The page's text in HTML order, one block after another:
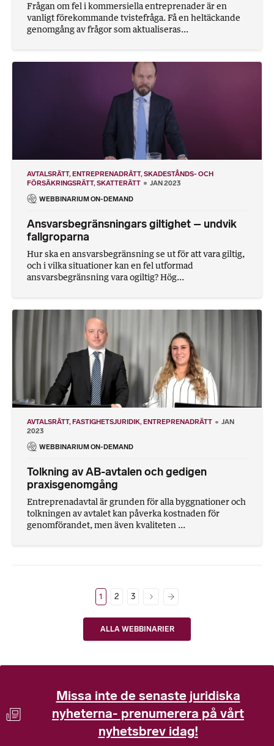
Frågan om fel i kommersiella entreprenader är en
vanligt förekommande tvistefråga. Få en heltäckande
genomgång av frågor som aktualiseras...
AVTALSRÄTT ENTREPRENADRÄTT SKADESTÅNDS- OCH
FÖRSÄKRINGSRÄTT SKATTERÄTT JAN 2023
WEBBINARIUM ON-DEMAND
Ansvarsbegränsningars giltighet – undvik
fallgroparna
Hur ska en ansvarsbegränsning se ut för att vara giltig,
och i vilka situationer kan en fel utformad
ansvarsbegränsning vara ogiltig? Hög...
AVTALSRÄTT FASTIGHETSJURIDIK ENTREPRENADRÄTT
JAN
2023
WEBBINARIUM ON-DEMAND
Tolkning av AB-avtalen och gedigen
praxisgenomgång
Entreprenadavtal är grunden för alla byggnationer och
tolkningen av avtalet kan påverka kostnaden för
genomförandet, men även kvaliteten ...
1 2 3
ALLA WEBBINARIER
Missa inte de senaste juridiska
nyheterna- prenumerera på vårt
nyhetsbrev idag!